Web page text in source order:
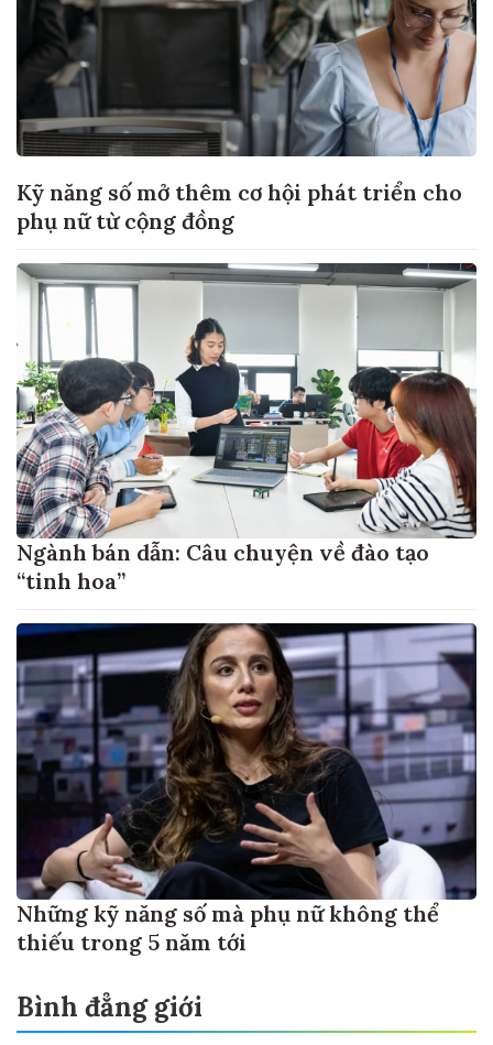
Kỹ năng số mở thêm cơ hội phát triển cho
phụ nữ từ cộng đồng
Ngành bán dẫn: Câu chuyện về đào tạo
“tinh hoa”
Những kỹ năng số mà phụ nữ không thể
thiếu trong 5 năm tới
Bình đẳng giới